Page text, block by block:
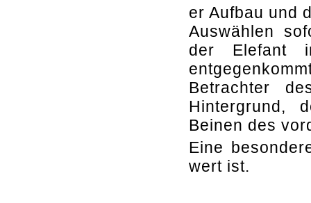
er Aufbau und
Auswählen
der Elefant
Betrachter
Hintergrund,
Beinen des
Eine
wert ist.